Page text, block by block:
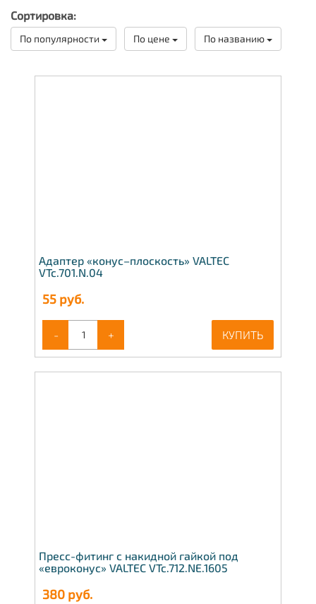
Фитинг коллекторный для полиэтиленовой
трубы VALTEC VTc.709.N
Фитинг коллекторный обжимной для медной
Сортировка:
По популярности По цене По названию
Адаптер «конус–плоскость» VALTEC
VTc.701.N.04
55 руб.
- + КУПИТЬ
Пресс-фитинг с накидной гайкой под
«евроконус» VALTEC VTc.712.NE.1605
380 руб.